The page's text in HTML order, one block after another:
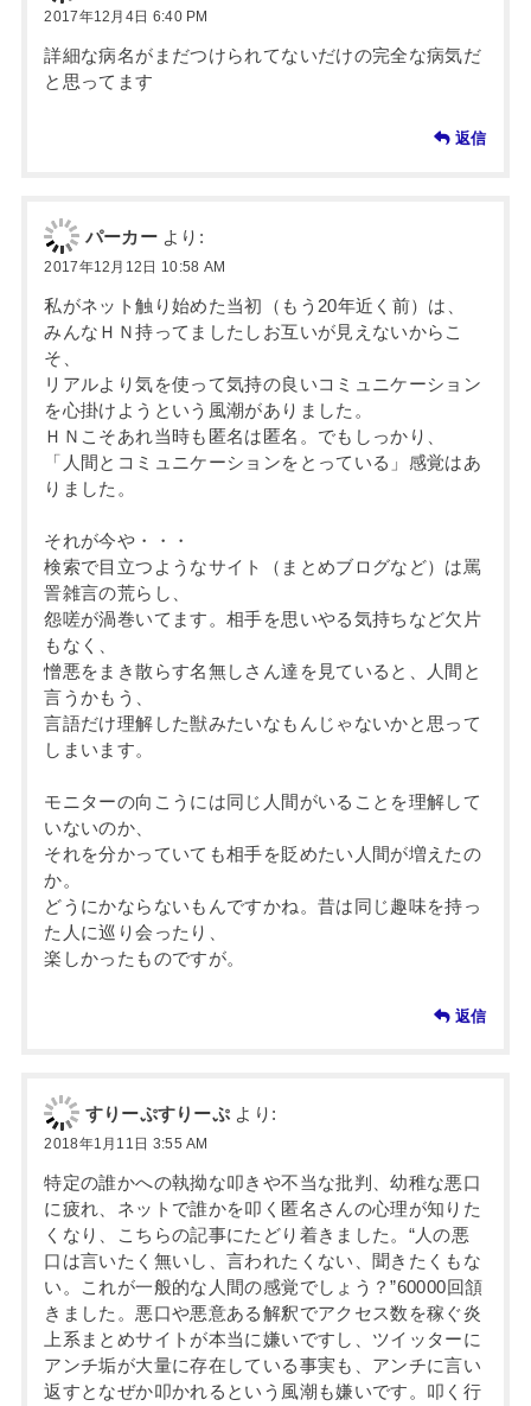
2017年12月4日 6:40 PM
詳細な病名がまだつけられてないだけの完全な病気だ
と思ってます
返信
パーカー より:
2017年12月12日 10:58 AM
私がネット触り始めた当初（もう20年近く前）は、
みんなＨＮ持ってましたしお互いが見えないからこ
そ、
リアルより気を使って気持の良いコミュニケーション
を心掛けようという風潮がありました。
ＨＮこそあれ当時も匿名は匿名。でもしっかり、
「人間とコミュニケーションをとっている」感覚はあ
りました。
それが今や・・・
検索で目立つようなサイト（まとめブログなど）は罵
詈雑言の荒らし、
怨嗟が渦巻いてます。相手を思いやる気持ちなど欠片
もなく、
憎悪をまき散らす名無しさん達を見ていると、人間と
言うかもう、
言語だけ理解した獣みたいなもんじゃないかと思って
しまいます。
モニターの向こうには同じ人間がいることを理解して
いないのか、
それを分かっていても相手を貶めたい人間が増えたの
か。
どうにかならないもんですかね。昔は同じ趣味を持っ
た人に巡り会ったり、
楽しかったものですが。
返信
すりーぷすりーぷ より:
2018年1月11日 3:55 AM
特定の誰かへの執拗な叩きや不当な批判、幼稚な悪口
に疲れ、ネットで誰かを叩く匿名さんの心理が知りた
くなり、こちらの記事にたどり着きました。“人の悪
口は言いたく無いし、言われたくない、聞きたくもな
い。これが一般的な人間の感覚でしょう？”60000回頷
きました。悪口や悪意ある解釈でアクセス数を稼ぐ炎
上系まとめサイトが本当に嫌いですし、ツイッターに
アンチ垢が大量に存在している事実も、アンチに言い
返すとなぜか叩かれるという風潮も嫌いです。叩く行